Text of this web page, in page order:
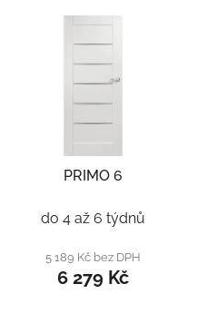
PRIMO 6
do 4 až 6 týdnů
5 189 Kč bez DPH
6 279 Kč